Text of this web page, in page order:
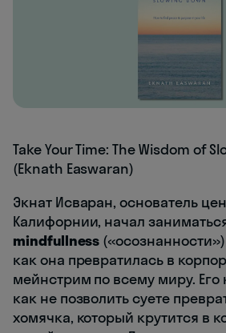
Take Your Time: The Wisdom of
(Eknath Easwaran)
Экнат Исваран, основатель
Калифорнии, начал
mindfullness
как она превратилась в
мейнстрим по всему миру. Его
как не позволить суете
хомячка, который крутится в